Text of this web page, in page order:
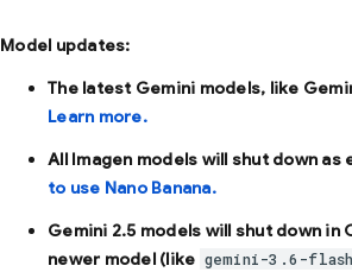
Model updates:
The latest Gemini models, like
Learn more.
All Imagen models will shut down as
to use Nano Banana.
Gemini 2.5 models will shut down in
newer model (like gemini-3.6-flash